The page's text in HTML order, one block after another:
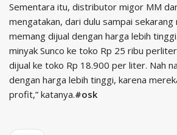
Sementara itu, distributor migor MM
mengatakan, dari dulu sampai sekarang
memang dijual dengan harga lebih
minyak Sunco ke toko Rp 25 ribu
dijual ke toko Rp 18.900 per liter. Nah
dengan harga lebih tinggi, karena
profit,” katanya.#osk